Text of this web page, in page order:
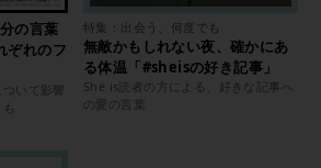
の言葉
ぞれのフ
いて影響
特集：出会う、何度でも
無敵かもしれない夜、確かにあ
る体温「#sheisの好き記事」
She is読者の方による、好きな記事へ
の愛の言葉